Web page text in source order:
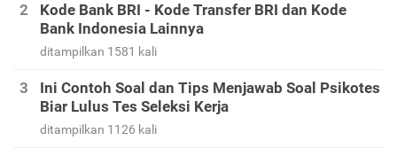
Kode Bank BRI - Kode Transfer BRI dan Kode
Bank Indonesia Lainnya
ditampilkan 1581 kali
Ini Contoh Soal dan Tips Menjawab Soal Psikotes
Biar Lulus Tes Seleksi Kerja
ditampilkan 1126 kali